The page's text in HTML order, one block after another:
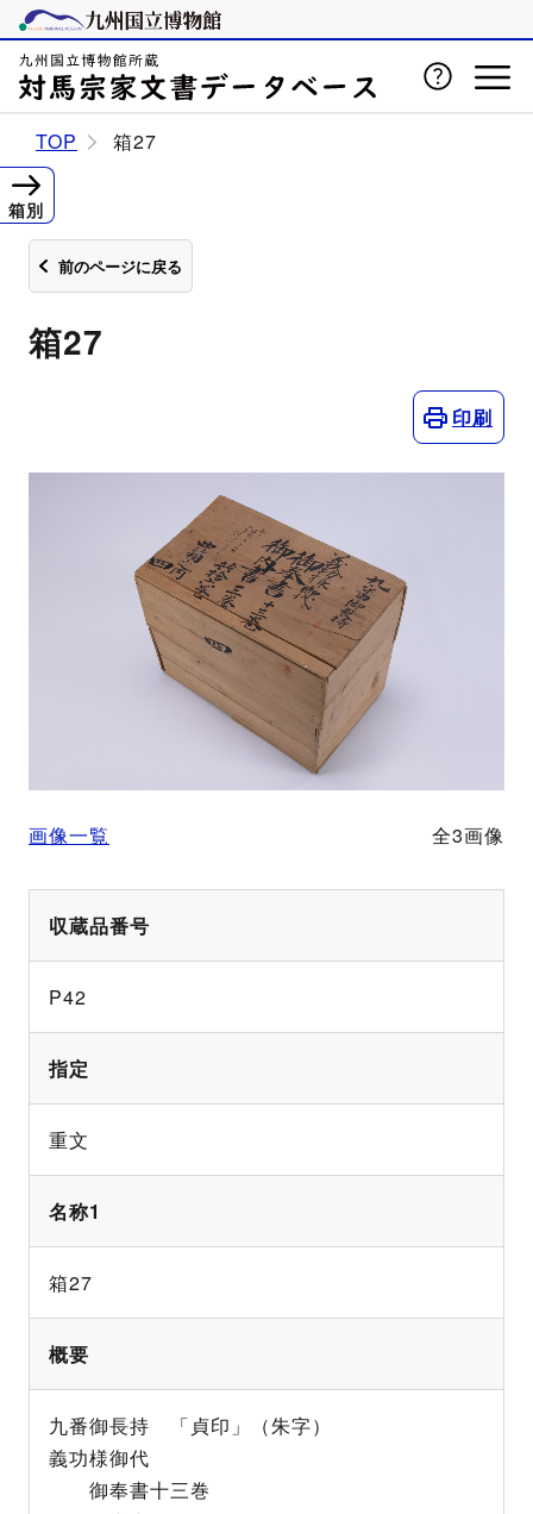
TOP 箱27
前のページに戻る
箱27
印刷
画像一覧 全3画像
収蔵品番号
P42
指定
重文
名称1
箱27
概要
九番御長持 「貞印」（朱字）
義功様御代
御奉書十三巻
箱別